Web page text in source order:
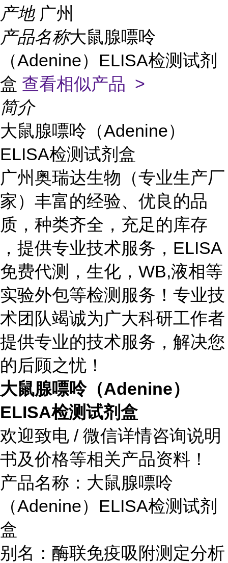
产地 广州
产品名称大鼠腺嘌呤
（Adenine）ELISA检测试剂
盒 查看相似产品 >
简介
大鼠腺嘌呤（Adenine）
ELISA检测试剂盒
广州奥瑞达生物（专业生产厂
家）丰富的经验、优良的品
质，种类齐全，充足的库存
，提供专业技术服务，ELISA
免费代测，生化，WB,液相等
实验外包等检测服务！专业技
术团队竭诚为广大科研工作者
提供专业的技术服务，解决您
的后顾之忧！
大鼠腺嘌呤（Adenine）
ELISA检测试剂盒
欢迎致电 / 微信详情咨询说明
书及价格等相关产品资料！
产品名称： 大鼠腺嘌呤
（Adenine）ELISA检测试剂
盒
别名：酶联免疫吸附测定分析